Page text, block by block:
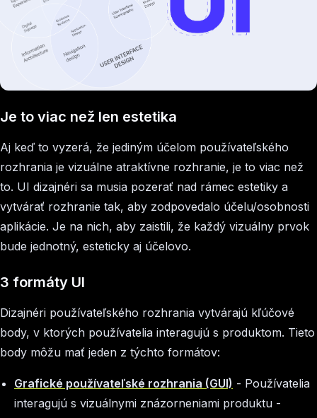
Je to viac než len estetika
Aj keď to vyzerá, že jediným účelom používateľského
rozhrania je vizuálne atraktívne rozhranie, je to viac než
to. UI dizajnéri sa musia pozerať nad rámec estetiky a
vytvárať rozhranie tak, aby zodpovedalo účelu/osobnosti
aplikácie. Je na nich, aby zaistili, že každý vizuálny prvok
bude jednotný, esteticky aj účelovo.
3 formáty UI
Dizajnéri používateľského rozhrania vytvárajú kľúčové
body, v ktorých používatelia interagujú s produktom. Tieto
body môžu mať jeden z týchto formátov:
Grafické používateľské rozhrania (GUI) - Používatelia
interagujú s vizuálnymi znázorneniami produktu -